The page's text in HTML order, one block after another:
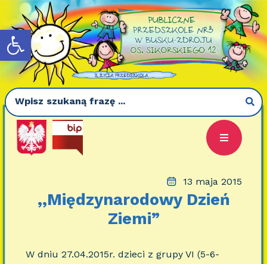
Otwórz pasek narzędzi
13 maja 2015
,,Międzynarodowy Dzień
Ziemi”
W dniu 27.04.2015r. dzieci z grupy VI (5-6-